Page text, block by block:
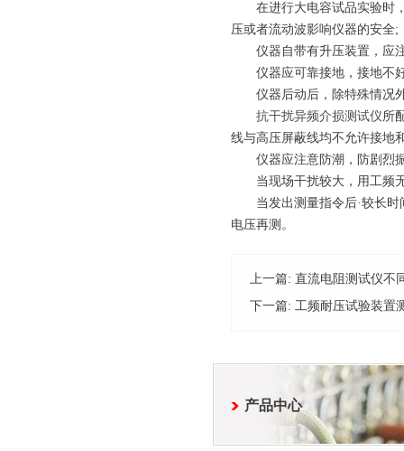
在进行大电容试品实验时，
压或者流动波影响仪器的安全;
仪器自带有升压装置，应注
仪器应可靠接地，接地不好
仪器后动后，除特殊情况外
抗干扰异频介损测试仪所
线与高压屏蔽线均不允许接地
仪器应注意防潮，防剧烈
当现场干扰较大，用工频无
当发出测量指令后·较长时
电压再测。
上一篇: 直流电阻测试仪不
下一篇: 工频耐压试验装置
产品中心